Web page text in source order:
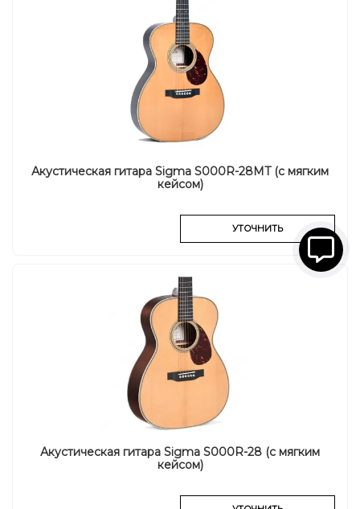
Акустическая гитара Sigma S000R-28MT (с мягким
кейсом)
УТОЧНИТЬ
Акустическая гитара Sigma S000R-28 (с мягким
кейсом)